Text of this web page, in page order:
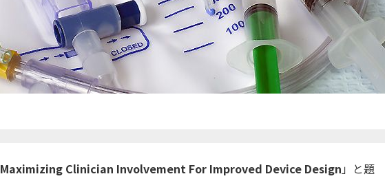
Maximizing Clinician Involvement For Improved Device Design 」と題